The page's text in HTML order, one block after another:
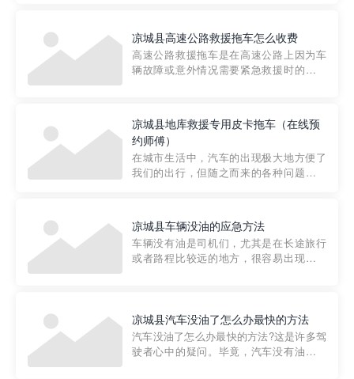
细解析一下市区事故救援拖车的收费标
准，以及在选用拖车服务时应注...
凉城县高速公路救援拖车怎么收费
高速公路救援拖车是在高速公路上因为车
辆故障或意外情况需要紧急救援时的必备
路救援拖车的收费标准是由当地交通管理
部门制定的。起步价通...
凉城县地库救援专用皮卡拖车（在线预
约师傅）
在城市生活中，汽车的出现极大地方便了
我们的出行，但随之而来的各种问题也让
紧急情况下，我们需要一种高效可靠的救
援方式。而这时，地库救援专...
凉城县车辆没油的应急方法
车辆没有油是司机们，尤其是在长途旅行
或者路程比较远的地方，很容易出现这种
的送油师傅，解决没油的紧急情况。 首
先，让我们来了解一下穿...
凉城县汽车没油了怎么办最快的方法
汽车没油了怎么办最快的方法?这是许多驾
驶者心中的疑问。毕竟，汽车没有油就无